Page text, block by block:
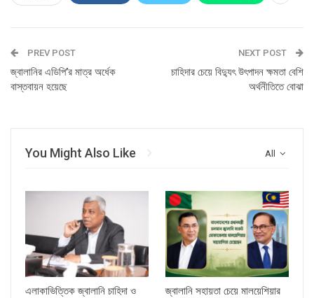
PREV POST
জ্বালানির এডিপি’র মাত্র অর্ধেক
বাস্তবায়ন হয়েছে
NEXT POST
চাহিদার চেয়ে বিদ্যুৎ উৎপাদন ক্ষমতা বেশি
অর্থনীতিতে বোঝা
All
You Might Also Like
এলাকাভিত্তিক জ্বালানি চাহিদা ও
জ্বালানি সহায়তা চেয়ে মালয়েশিয়ার